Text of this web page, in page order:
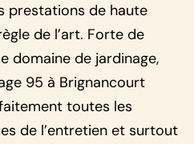
prestations de haute
de l’art. Forte de
domaine de jardinage,
95 à Brignancourt
toutes les
de l’entretien et surtout